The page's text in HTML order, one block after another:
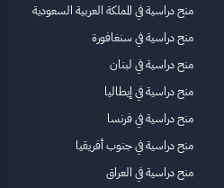
منح دراسية في المملكة العربية السعودية
منح دراسية في سنغافورة
منح دراسية في لبنان
منح دراسية في إيطاليا
منح دراسية في فرنسا
منح دراسية في جنوب أفريقيا
منح دراسية في العراق